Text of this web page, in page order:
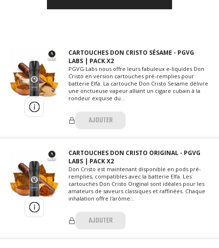
CARTOUCHES DON CRISTO SÉSAME - PGVG
LABS | PACK X2
PGVG Labs nous offre leurs fabuleux e-liquides Don
Cristo en version cartouches pré-remplies pour
batterie Elfa. La cartouche Don Cristo Sesame délivre
une onctueuse vapeur alliant un cigare cubain à la
rondeur exquise du...
AJOUTER
CARTOUCHES DON CRISTO ORIGINAL - PGVG
LABS | PACK X2
Don Cristo est maintenant disponible en pods pré-
remplies, compatibles avec la batterie Elfa. Les
cartouches Don Cristo Original sont idéales pour les
amateurs de saveurs classiques et raffinées. Chaque
inhalation offre l'arôme...
AJOUTER